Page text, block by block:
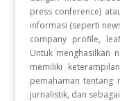
press conference)
informasi (seperti
company profile,
Untuk menghasilkan
memiliki
pemahaman tentang
jurnalistik, dan